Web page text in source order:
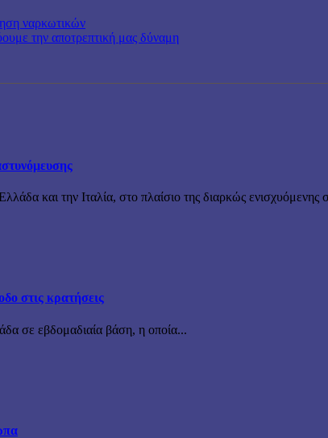
ναρκωτικών
την αποτρεπτική μας δύναμη
και την Ιταλία, στο πλαίσιο της διαρκώς ενισχυόμενης
στις κρατήσεις
σε εβδομαδιαία βάση, η οποία...